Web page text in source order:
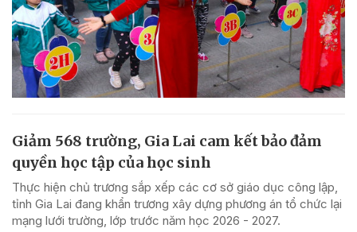
Giảm 568 trường, Gia Lai cam kết bảo đảm
quyền học tập của học sinh
Thực hiện chủ trương sắp xếp các cơ sở giáo dục công lập,
tỉnh Gia Lai đang khẩn trương xây dựng phương án tổ chức lại
mạng lưới trường, lớp trước năm học 2026 - 2027.